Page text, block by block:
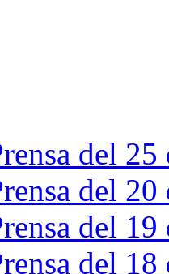
del
del
del
del